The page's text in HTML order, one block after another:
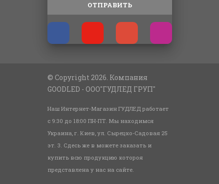
ОТПРАВИТЬ
© Copyright 2026. Компания
GOODLED - ООО"ГУДЛЕД ГРУП"
Наш Интернет-Магазин ГУДЛЕД работает
с 9:30 до 18:00 ПН-ПТ. Мы находимся
Украина, г. Киев, ул. Сырецко-Садовая 25
эт. 3. Сдесь же в можете заказать и
купить всю продукцию котороя
представлена у нас на сайте.